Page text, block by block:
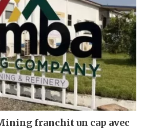
franchit un cap avec